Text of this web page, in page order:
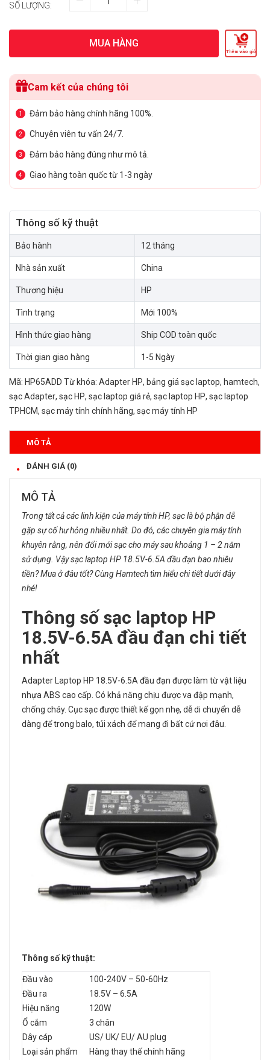
SỐ LƯỢNG:
MUA HÀNG
Thêm vào giỏ
Cam kết của chúng tôi
1 Đảm bảo hàng chính hãng 100%.
2 Chuyên viên tư vấn 24/7.
3 Đảm bảo hàng đúng như mô tả.
4 Giao hàng toàn quốc từ 1-3 ngày
Thông số kỹ thuật
Bảo hành 12 tháng
Nhà sản xuất China
Thương hiệu HP
Tình trạng Mới 100%
Hình thức giao hàng Ship COD toàn quốc
Thời gian giao hàng 1-5 Ngày
Mã: HP65ADD Từ khóa: Adapter HP, bảng giá sạc laptop, hamtech,
sạc Adapter, sạc HP, sạc laptop giá rẻ, sạc laptop HP, sạc laptop
TPHCM, sạc máy tính chính hãng, sạc máy tính HP
MÔ TẢ
ĐÁNH GIÁ (0)
MÔ TẢ
Trong tất cả các linh kiện của máy tính HP, sạc là bộ phận dễ
gặp sự cố hư hỏng nhiều nhất. Do đó, các chuyên gia máy tính
khuyên rằng, nên đổi mới sạc cho máy sau khoảng 1 – 2 năm
sử dụng. Vậy sạc laptop HP 18.5V-6.5A đầu đạn bao nhiêu
tiền? Mua ở đâu tốt? Cùng Hamtech tìm hiểu chi tiết dưới đây
nhé!
Thông số sạc laptop HP
18.5V-6.5A đầu đạn chi tiết
nhất
Adapter Laptop HP 18.5V-6.5A đầu đạn được làm từ vật liệu
nhựa ABS cao cấp. Có khả năng chịu được va đập mạnh,
chống cháy. Cục sạc được thiết kế gọn nhẹ, dễ di chuyển dễ
dàng để trong balo, túi xách để mang đi bất cứ nơi đâu.
Thông số kỹ thuật:
Đầu vào
100-240V – 50-60Hz
Đầu ra
18.5V – 6.5A
Hiệu năng
120W
Ổ cắm
3 chân
Dây cáp
US/ UK/ EU/ AU plug
Loại sản phẩm
Hàng thay thế chính hãng